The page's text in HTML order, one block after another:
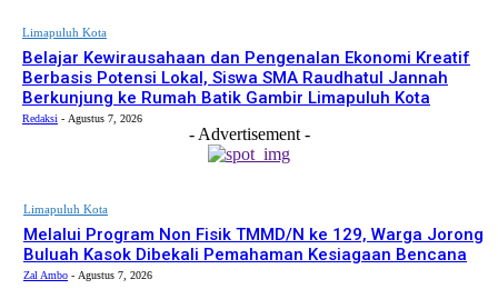
Limapuluh Kota
Belajar Kewirausahaan dan Pengenalan Ekonomi Kreatif
Berbasis Potensi Lokal, Siswa SMA Raudhatul Jannah
Berkunjung ke Rumah Batik Gambir Limapuluh Kota
Redaksi - Agustus 7, 2026
- Advertisement -
Limapuluh Kota
Melalui Program Non Fisik TMMD/N ke 129, Warga Jorong
Buluah Kasok Dibekali Pemahaman Kesiagaan Bencana
Zal Ambo - Agustus 7, 2026